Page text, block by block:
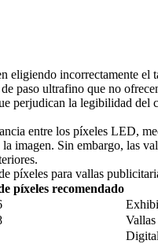
eligiendo incorrectamente el
paso ultrafino que no
perjudican la legibilidad del
entre los píxeles LED,
imagen. Sin embargo, las
píxeles para vallas
píxeles recomendado